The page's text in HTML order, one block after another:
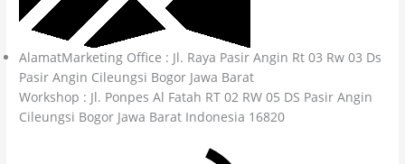
AlamatMarketing Office : Jl. Raya Pasir Angin Rt 03 Rw 03 Ds
Pasir Angin Cileungsi Bogor Jawa Barat
Workshop : Jl. Ponpes Al Fatah RT 02 RW 05 DS Pasir Angin
Cileungsi Bogor Jawa Barat Indonesia 16820